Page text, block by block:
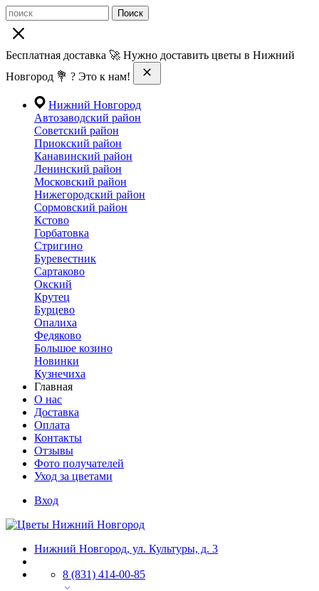
Поиск
Бесплатная доставка 🚀 Нужно доставить цветы в Нижний
Новгород 💐 ? Это к нам!
Нижний Новгород
Автозаводский район
Советский район
Приокский район
Канавинский район
Ленинский район
Московский район
Нижегородский район
Сормовский район
Кстово
Горбатовка
Стригино
Буревестник
Сартаково
Окский
Крутец
Бурцево
Опалиха
Федяково
Большое козино
Новинки
Кузнечиха
Главная
О нас
Доставка
Оплата
Контакты
Отзывы
Фото получателей
Уход за цветами
Вход
Нижний Новгород, ул. Культуры, д. 3
8 (831) 414-00-85